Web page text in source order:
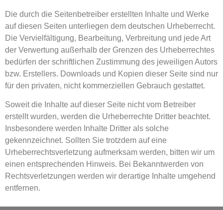
Die durch die Seitenbetreiber erstellten Inhalte und Werke
auf diesen Seiten unterliegen dem deutschen Urheberrecht.
Die Vervielfältigung, Bearbeitung, Verbreitung und jede Art
der Verwertung außerhalb der Grenzen des Urheberrechtes
bedürfen der schriftlichen Zustimmung des jeweiligen Autors
bzw. Erstellers. Downloads und Kopien dieser Seite sind nur
für den privaten, nicht kommerziellen Gebrauch gestattet.
Soweit die Inhalte auf dieser Seite nicht vom Betreiber
erstellt wurden, werden die Urheberrechte Dritter beachtet.
Insbesondere werden Inhalte Dritter als solche
gekennzeichnet. Sollten Sie trotzdem auf eine
Urheberrechtsverletzung aufmerksam werden, bitten wir um
einen entsprechenden Hinweis. Bei Bekanntwerden von
Rechtsverletzungen werden wir derartige Inhalte umgehend
entfernen.